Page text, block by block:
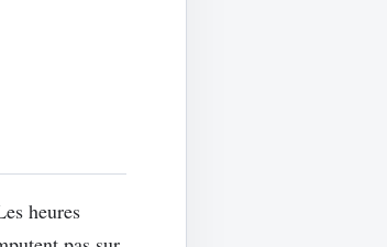
heures